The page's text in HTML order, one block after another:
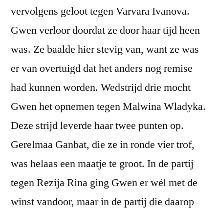
vervolgens geloot tegen Varvara Ivanova.
Gwen verloor doordat ze door haar tijd heen
was. Ze baalde hier stevig van, want ze was
er van overtuigd dat het anders nog remise
had kunnen worden. Wedstrijd drie mocht
Gwen het opnemen tegen Malwina Wladyka.
Deze strijd leverde haar twee punten op.
Gerelmaa Ganbat, die ze in ronde vier trof,
was helaas een maatje te groot. In de partij
tegen Rezija Rina ging Gwen er wél met de
winst vandoor, maar in de partij die daarop